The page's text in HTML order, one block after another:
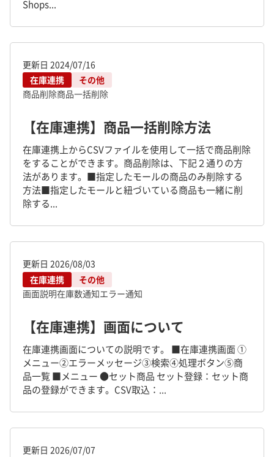
Shops...
更新日 2024/07/16
在庫連携
その他
商品削除商品一括削除
【在庫連携】商品一括削除方法
在庫連携上からCSVファイルを使用して一括で商品削除
をすることができます。商品削除は、下記２通りの方
法があります。■指定したモールの商品のみ削除する
方法■指定したモールと紐づいている商品も一緒に削
除する...
更新日 2026/08/03
在庫連携
その他
画面説明在庫数通知エラー通知
【在庫連携】画面について
在庫連携画面についての説明です。 ■在庫連携画面 ①
メニュー②エラーメッセージ③検索④処理ボタン⑤商
品一覧 ■メニュー ●セット商品 セット登録：セット商
品の登録ができます。CSV取込：...
更新日 2026/07/07